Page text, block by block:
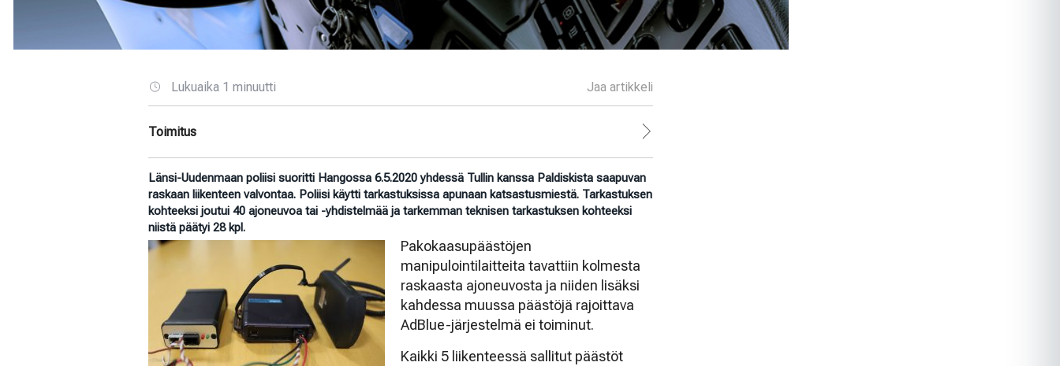
Lukuaika 1 minuutti Jaa artikkeli
Toimitus
Länsi-Uudenmaan poliisi suoritti Hangossa 6.5.2020 yhdessä Tullin kanssa Paldiskista saapuvan
raskaan liikenteen valvontaa. Poliisi käytti tarkastuksissa apunaan katsastusmiestä. Tarkastuksen
kohteeksi joutui 40 ajoneuvoa tai -yhdistelmää ja tarkemman teknisen tarkastuksen kohteeksi
niistä päätyi 28 kpl.
Pakokaasupäästöjen
manipulointilaitteita tavattiin kolmesta
raskaasta ajoneuvosta ja niiden lisäksi
kahdessa muussa päästöjä rajoittava
AdBlue-järjestelmä ei toiminut.
Kaikki 5 liikenteessä sallitut päästöt